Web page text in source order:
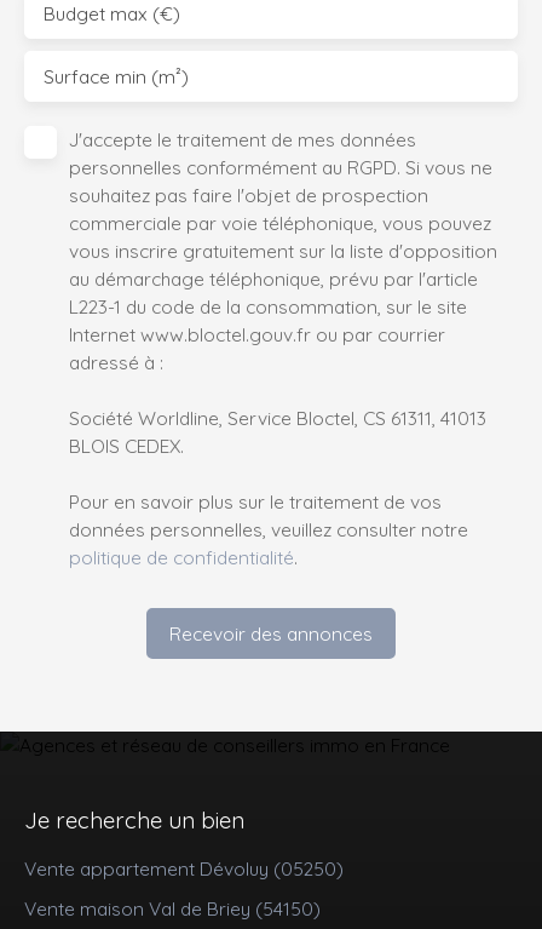
Budget max (€)
Surface min (m²)
J'accepte le traitement de mes données
personnelles conformément au RGPD. Si vous ne
souhaitez pas faire l'objet de prospection
commerciale par voie téléphonique, vous pouvez
vous inscrire gratuitement sur la liste d'opposition
au démarchage téléphonique, prévu par l'article
L223-1 du code de la consommation, sur le site
Internet www.bloctel.gouv.fr ou par courrier
adressé à :
Société Worldline, Service Bloctel, CS 61311, 41013
BLOIS CEDEX.
Pour en savoir plus sur le traitement de vos
données personnelles, veuillez consulter notre
politique de confidentialité.
Recevoir des annonces
Je recherche un bien
Vente appartement Dévoluy (05250)
Vente maison Val de Briey (54150)